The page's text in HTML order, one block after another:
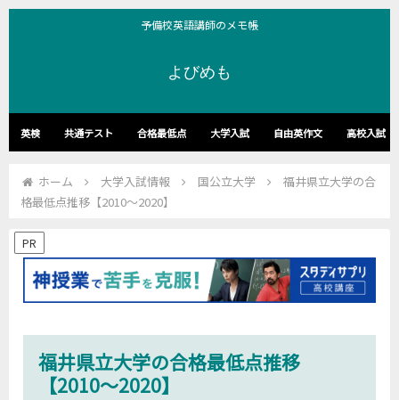
予備校英語講師のメモ帳
よびめも
英検 共通テスト 合格最低点 大学入試 自由英作文 高校入試
ホーム 大学入試情報 国公立大学
福井県立大学の合
格最低点推移【2010～2020】
PR
福井県立大学の合格最低点推移
【2010～2020】